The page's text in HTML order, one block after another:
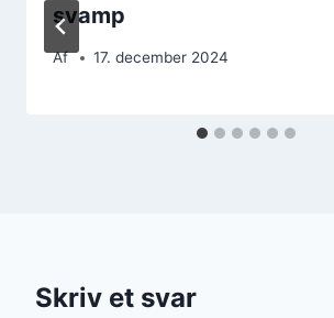
svamp
Af 17. december 2024
Skriv et svar